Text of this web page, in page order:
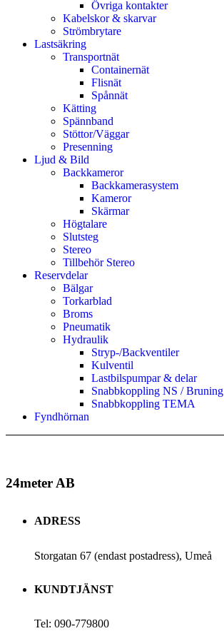
Övriga kontakter
Kabelskor & skarvar
Strömbrytare
Lastsäkring
Transportnät
Containernät
Flisnät
Spånnät
Kätting
Spännband
Stöttor/Väggar
Presenning
Ljud & Bild
Backkameror
Backkamerasystem
Kameror
Skärmar
Högtalare
Slutsteg
Stereo
Tillbehör Stereo
Reservdelar
Bälgar
Torkarblad
Broms
Pneumatik
Hydraulik
Stryp-/Backventiler
Kulventil
Lastbilspumpar & delar
Snabbkoppling NS / Bruning
Snabbkoppling TEMA
Fyndhörnan
24meter AB
ADRESS
Storgatan 67 (endast postadress), Umeå
KUNDTJÄNST
Tel: 090-779800